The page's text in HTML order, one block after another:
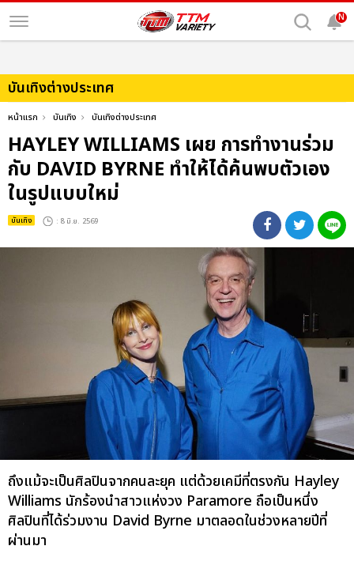
N
บันเทิงต่างประเทศ
หน้าแรก บันเทิง บันเทิงต่างประเทศ
HAYLEY WILLIAMS เผย การทำงานร่วม
กับ DAVID BYRNE ทำให้ได้ค้นพบตัวเอง
ในรูปแบบใหม่
บันเทิง : 8 มิ.ย. 2569
ถึงแม้จะเป็นศิลปินจากคนละยุค แต่ด้วยเคมีที่ตรงกัน Hayley
Williams นักร้องนำสาวแห่งวง Paramore ถือเป็นหนึ่ง
ศิลปินที่ได้ร่วมงาน David Byrne มาตลอดในช่วงหลายปีที่
ผ่านมา